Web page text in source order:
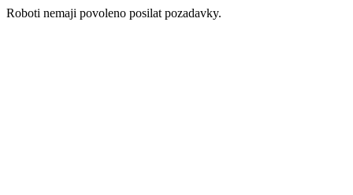
Roboti nemaji povoleno posilat pozadavky.